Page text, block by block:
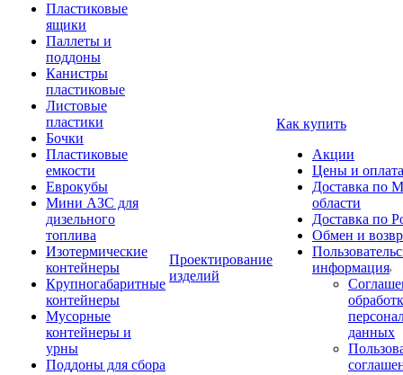
Пластиковые
ящики
Паллеты и
поддоны
Канистры
пластиковые
Листовые
пластики
Бочки
Пластиковые
емкости
Еврокубы
Мини АЗС для
дизельного
топлива
Изотермические
контейнеры
Крупногабаритные
контейнеры
Мусорные
контейнеры и
урны
Поддоны для сбора
Проектирование
изделий
Как купить
Акции
Цены и оплата
Доставка по
области
Доставка по
Обмен и
информация
данных